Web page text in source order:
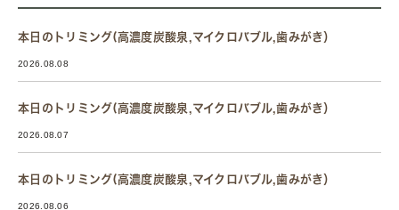
本日のトリミング(高濃度炭酸泉,マイクロバブル,歯みがき）
2026.08.08
本日のトリミング(高濃度炭酸泉,マイクロバブル,歯みがき）
2026.08.07
本日のトリミング(高濃度炭酸泉,マイクロバブル,歯みがき）
2026.08.06